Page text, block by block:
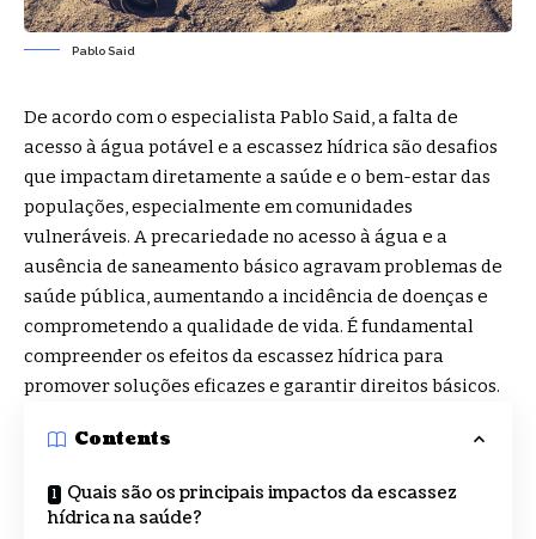
Pablo Said
De acordo com o especialista Pablo Said , a falta de
acesso à água potável e a escassez hídrica são desafios
que impactam diretamente a saúde e o bem-estar das
populações, especialmente em comunidades
vulneráveis. A precariedade no acesso à água e a
ausência de saneamento básico agravam problemas de
saúde pública, aumentando a incidência de doenças e
comprometendo a qualidade de vida. É fundamental
compreender os efeitos da escassez hídrica para
promover soluções eficazes e garantir direitos básicos.
Contents
Quais são os principais impactos da escassez
hídrica na saúde?